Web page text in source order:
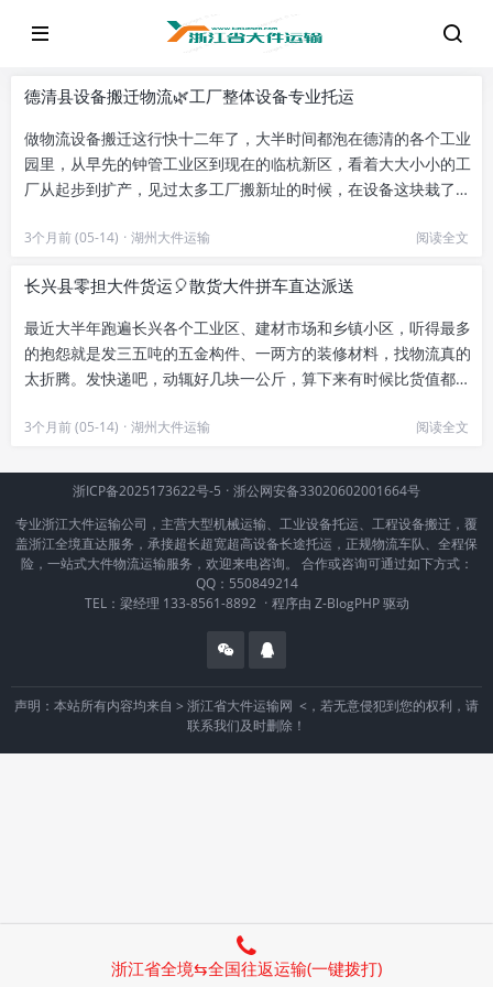
德清县设备搬迁物流🌿工厂整体设备专业托运
做物流设备搬迁这行快十二年了，大半时间都泡在德清的各个工业
园里，从早先的钟管工业区到现在的临杭新区，看着大大小小的工
厂从起步到扩产，见过太多工厂搬新址的时候，在设备这块栽了跟
3个月前 (05-14) · 湖州大件运输 阅读全文
长兴县零担大件货运🎈散货大件拼车直达派送
最近大半年跑遍长兴各个工业区、建材市场和乡镇小区，听得最多
的抱怨就是发三五吨的五金构件、一两方的装修材料，找物流真的
太折腾。发快递吧，动辄好几块一公斤，算下来有时候比货值都
3个月前 (05-14) · 湖州大件运输 阅读全文
浙ICP备2025173622号-5 · 浙公网安备33020602001664号
专业浙江大件运输公司，主营大型机械运输、工业设备托运、工程设备搬迁，覆
盖浙江全境直达服务，承接超长超宽超高设备长途托运，正规物流车队、全程保
险，一站式大件物流运输服务，欢迎来电咨询。 合作或咨询可通过如下方式：
QQ：550849214
TEL：梁经理 133-8561-8892 · 程序由 Z-BlogPHP驱动
声明：本站所有内容均来自 > 浙江省大件运输网 <，若无意侵犯到您的权利，请
联系我们及时删除！
浙江省全境⇆全国往返运输(一键拨打)